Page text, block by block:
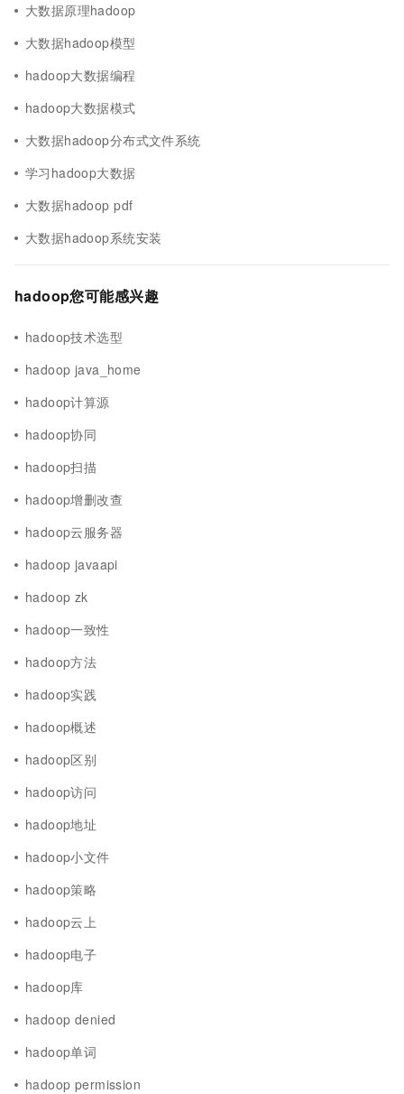
大数据原理hadoop
大数据hadoop模型
hadoop大数据编程
hadoop大数据模式
大数据hadoop分布式文件系统
学习hadoop大数据
大数据hadoop pdf
大数据hadoop系统安装
hadoop您可能感兴趣
hadoop技术选型
hadoop java_home
hadoop计算源
hadoop协同
hadoop扫描
hadoop增删改查
hadoop云服务器
hadoop javaapi
hadoop zk
hadoop一致性
hadoop方法
hadoop实践
hadoop概述
hadoop区别
hadoop访问
hadoop地址
hadoop小文件
hadoop策略
hadoop云上
hadoop电子
hadoop库
hadoop denied
hadoop单词
hadoop permission